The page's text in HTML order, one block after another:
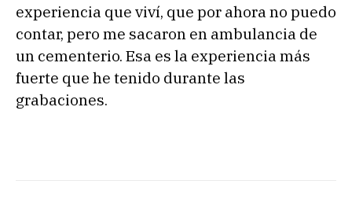
experiencia que viví, que por ahora no puedo
contar, pero me sacaron en ambulancia de
un cementerio. Esa es la experiencia más
fuerte que he tenido durante las
grabaciones.